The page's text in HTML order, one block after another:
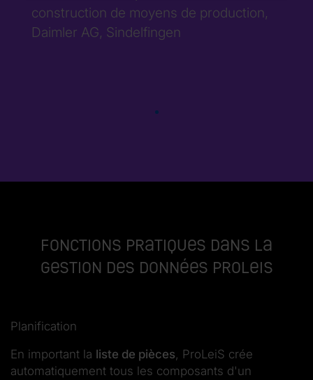
construction de moyens de production,
Daimler AG, Sindelfingen
Fonctions pratiques dans la
gestion des données ProLeiS
Planification
En important la liste de pièces, ProLeiS crée
automatiquement tous les composants d'un